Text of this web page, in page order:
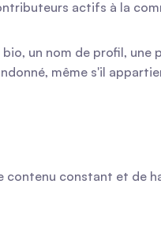
actifs à la
un nom de profil, une
même s'il
constant et de